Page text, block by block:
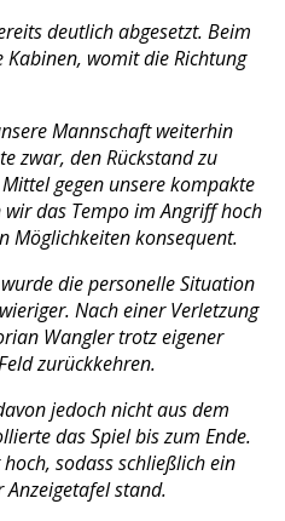
deutlich abgesetzt. Beim
womit die Richtung
Mannschaft weiterhin
zwar, den Rückstand zu
gegen unsere kompakte
das Tempo im Angriff hoch
Möglichkeiten konsequent.
die personelle Situation
Nach einer Verletzung
Wangler trotz eigener
zurückkehren.
jedoch nicht aus dem
das Spiel bis zum Ende.
sodass schließlich ein
stand.